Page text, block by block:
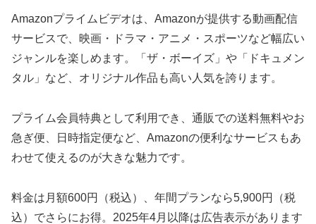
Amazonプライムビデオは、Amazonが提供する動画配信
サービスで、映画・ドラマ・アニメ・スポーツなど幅広い
ジャンルを楽しめます。「ザ・ボーイズ」や「ドキュメン
タル」など、オリジナル作品も高い人気を誇ります。
プライム会員特典として利用でき、通販での送料無料やお
急ぎ便、日時指定便など、Amazonの便利なサービスもあ
わせて使えるのが大きな魅力です。
料金は月額600円（税込）、年間プランなら5,900円（税
込）でさらにお得。2025年4月以降は広告表示があります